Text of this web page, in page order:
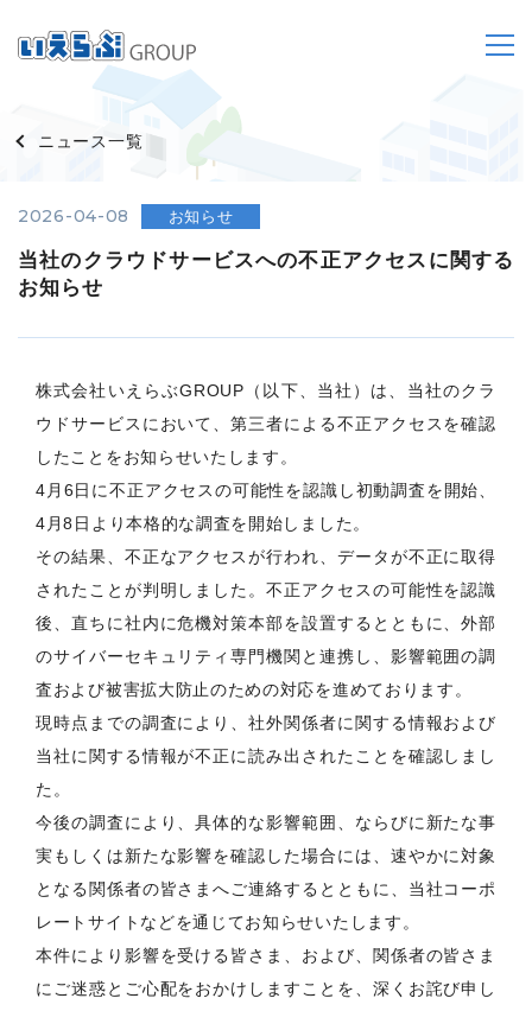
ニュース一覧
2026-04-08 お知らせ
当社のクラウドサービスへの不正アクセスに関する
お知らせ
株式会社いえらぶGROUP（以下、当社）は、当社のクラ
ウドサービスにおいて、第三者による不正アクセスを確認
したことをお知らせいたします。
4月6日に不正アクセスの可能性を認識し初動調査を開始、
4月8日より本格的な調査を開始しました。
その結果、不正なアクセスが行われ、データが不正に取得
されたことが判明しました。不正アクセスの可能性を認識
後、直ちに社内に危機対策本部を設置するとともに、外部
のサイバーセキュリティ専門機関と連携し、影響範囲の調
査および被害拡大防止のための対応を進めております。
現時点までの調査により、社外関係者に関する情報および
当社に関する情報が不正に読み出されたことを確認しまし
た。
今後の調査により、具体的な影響範囲、ならびに新たな事
実もしくは新たな影響を確認した場合には、速やかに対象
となる関係者の皆さまへご連絡するとともに、当社コーポ
レートサイトなどを通じてお知らせいたします。
本件により影響を受ける皆さま、および、関係者の皆さま
にご迷惑とご心配をおかけしますことを、深くお詫び申し